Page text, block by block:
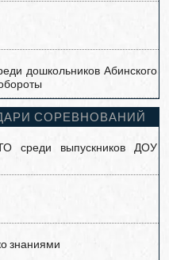
дошкольников Абинского
СОРЕВНОВАНИЙ
среди выпускников ДОУ
знаниями